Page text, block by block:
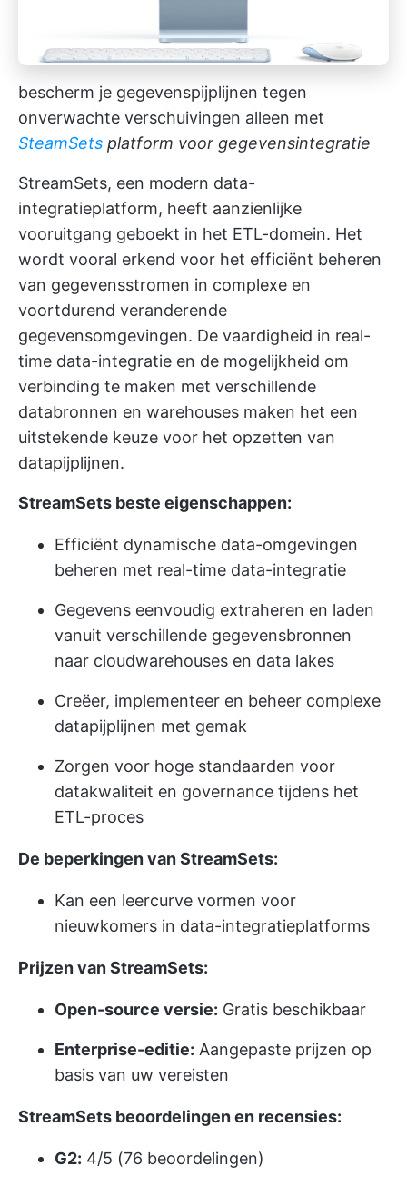
bescherm je gegevenspijplijnen tegen
onverwachte verschuivingen alleen met
SteamSets platform voor gegevensintegratie
StreamSets, een modern data-
integratieplatform, heeft aanzienlijke
vooruitgang geboekt in het ETL-domein. Het
wordt vooral erkend voor het efficiënt beheren
van gegevensstromen in complexe en
voortdurend veranderende
gegevensomgevingen. De vaardigheid in real-
time data-integratie en de mogelijkheid om
verbinding te maken met verschillende
databronnen en warehouses maken het een
uitstekende keuze voor het opzetten van
datapijplijnen.
StreamSets beste eigenschappen:
Efficiënt dynamische data-omgevingen
beheren met real-time data-integratie
Gegevens eenvoudig extraheren en laden
vanuit verschillende gegevensbronnen
naar cloudwarehouses en data lakes
Creëer, implementeer en beheer complexe
datapijplijnen met gemak
Zorgen voor hoge standaarden voor
datakwaliteit en governance tijdens het
ETL-proces
De beperkingen van StreamSets:
Kan een leercurve vormen voor
nieuwkomers in data-integratieplatforms
Prijzen van StreamSets:
Open-source versie: Gratis beschikbaar
Enterprise-editie: Aangepaste prijzen op
basis van uw vereisten
StreamSets beoordelingen en recensies:
G2: 4/5 (76 beoordelingen)